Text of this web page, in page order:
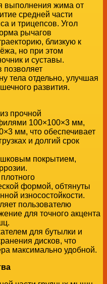
выполнения жима от
средней части
и трицепсов. Угол
рычагов
близкую к
но при этом
и суставы.
позволяет
тела отдельно, улучшая
развития.
прочной
100×100×3 мм,
мм, что обеспечивает
и долгий срок
покрытием,
формой, обтянуты
износостойкости.
пользователю
для точного акцента
для бутылки и
дисков, что
максимально удобной.